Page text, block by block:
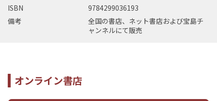
ISBN
9784299036193
備考
全国の書店、ネット書店および宝島チ
ャンネルにて販売
オンライン書店